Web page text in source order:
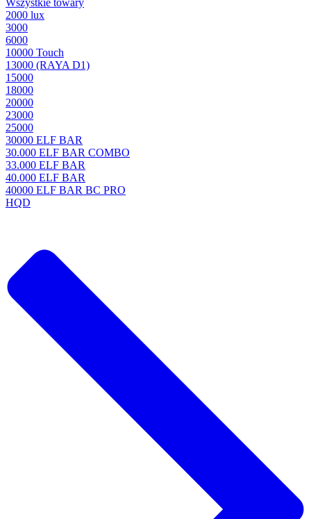
Wszystkie towary
2000 lux
3000
6000
10000 Touch
13000 (RAYA D1)
15000
18000
20000
23000
25000
30000 ELF BAR
30.000 ELF BAR COMBO
33.000 ELF BAR
40.000 ELF BAR
40000 ELF BAR BC PRO
HQD